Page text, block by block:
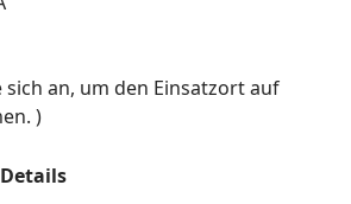
sich an, um den Einsatzort auf
)
Details